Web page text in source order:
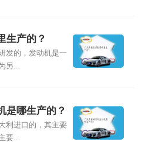
生产的？
发的，发动机是一
另...
是哪生产的？
利进口的，其主要
要...